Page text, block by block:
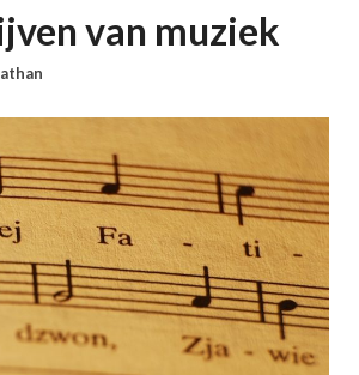
van muziek